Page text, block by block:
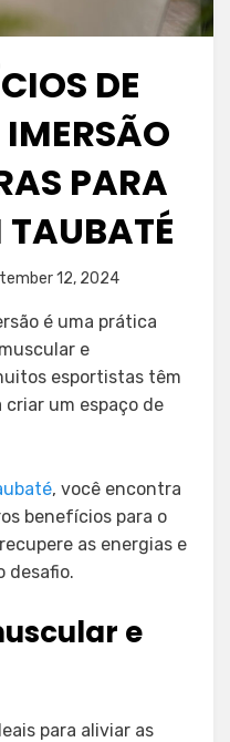
DE
PARA
TAUBATÉ
12, 2024
é uma prática
e
esportistas têm
um espaço de
, você encontra
benefícios para o
as energias e
desafio.
e
para aliviar as